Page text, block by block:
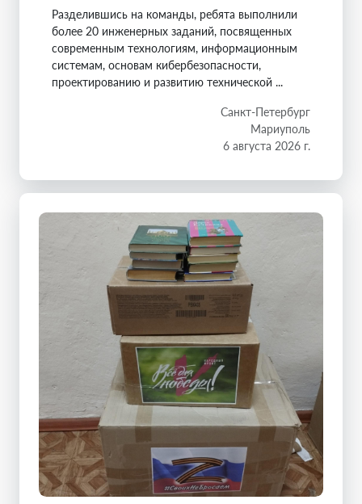
Разделившись на команды, ребята выполнили
более 20 инженерных заданий, посвященных
современным технологиям, информационным
системам, основам кибербезопасности,
проектированию и развитию технической ...
Санкт-Петербург
Мариуполь
6 августа 2026 г.